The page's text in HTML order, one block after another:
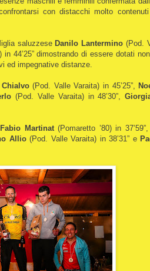
con distacchi molto
saluzzese Danilo Lantermino (Pod.
in 44’25” dimostrando di essere dotati
ed impegnative distanze.
Chialvo(Pod. Valle Varaita) in 45’25”,
(Pod. Valle Varaita) in 48’30”,
Fabio Martinat(Pomaretto ’80) in 37’59”,
Allio(Pod. Valle Varaita) in 38’31” e